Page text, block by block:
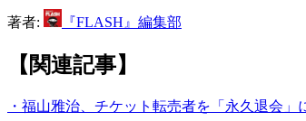
著者: 『FLASH』編集部
【関連記事】
・福山雅治、チケット転売者を「永久退会